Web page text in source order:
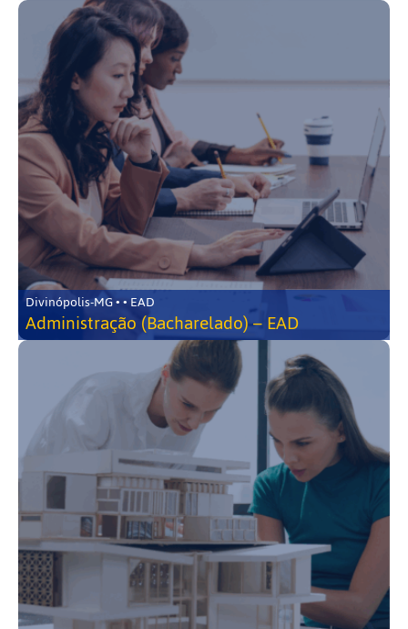
Divinópolis-MG • • EAD
Administração (Bacharelado) – EAD